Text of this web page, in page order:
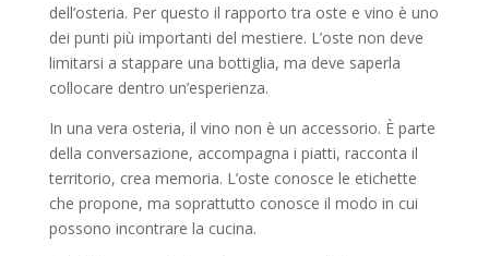
dell’osteria. Per questo il rapporto tra oste e vino è uno
dei punti più importanti del mestiere. L’oste non deve
limitarsi a stappare una bottiglia, ma deve saperla
collocare dentro un’esperienza.
In una vera osteria, il vino non è un accessorio. È parte
della conversazione, accompagna i piatti, racconta il
territorio, crea memoria. L’oste conosce le etichette
che propone, ma soprattutto conosce il modo in cui
possono incontrare la cucina.